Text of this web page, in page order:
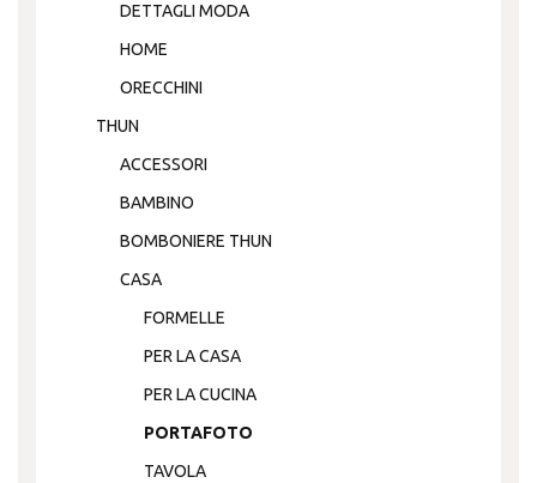
DETTAGLI MODA
HOME
ORECCHINI
THUN
ACCESSORI
BAMBINO
BOMBONIERE THUN
CASA
FORMELLE
PER LA CASA
PER LA CUCINA
PORTAFOTO
TAVOLA